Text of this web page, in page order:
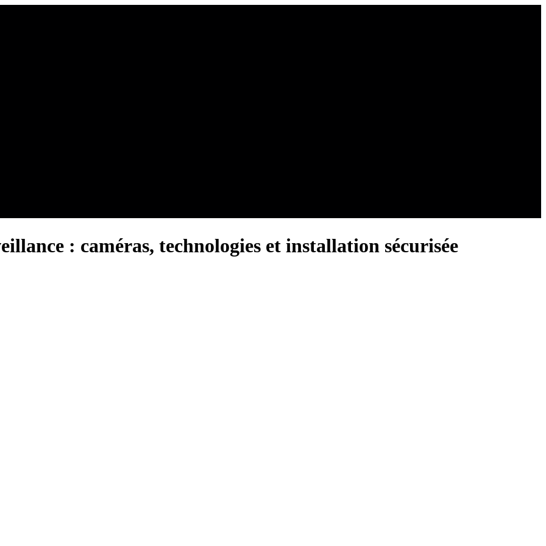
: caméras, technologies et installation sécurisée